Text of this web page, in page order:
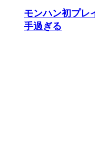
モンハン初プレ
手過ぎる